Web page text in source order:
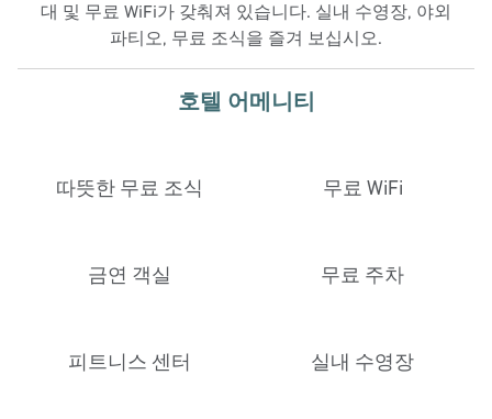
대 및 무료 WiFi가 갖춰져 있습니다. 실내 수영장, 야외
파티오, 무료 조식을 즐겨 보십시오.
호텔 어메니티
따뜻한 무료 조식 무료 WiFi
금연 객실 무료 주차
피트니스 센터 실내 수영장